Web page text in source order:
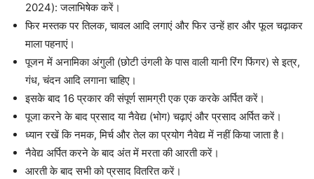
2024): जलाभिषेक करें।
फिर मस्तक पर तिलक, चावल आदि लगाएं और फिर उन्हें हार और फूल चढ़ाकर
माला पहनाएं।
पूजन में अनामिका अंगुली (छोटी उंगली के पास वाली यानी रिंग फिंगर) से इत्र,
गंध, चंदन आदि लगाना चाहिए।
इसके बाद 16 प्रकार की संपूर्ण सामग्री एक एक करके अर्पित करें।
पूजा करने के बाद प्रसाद या नैवेद्य (भोग) चढ़ाएं और प्रसाद अर्पित करें।
ध्यान रखें कि नमक, मिर्च और तेल का प्रयोग नैवेद्य में नहीं किया जाता है।
नैवेद्य अर्पित करने के बाद अंत में मरता की आरती करें।
आरती के बाद सभी को प्रसाद वितरित करें।